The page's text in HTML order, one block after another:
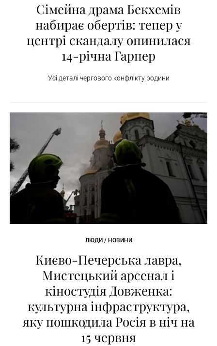
Сімейна драма Бекхемів
набирає обертів: тепер у
центрі скандалу опинилася
14-річна Гарпер
Усі деталі чергового конфлікту родини
ЛЮДИ / НОВИНИ
Києво-Печерська лавра,
Мистецький арсенал і
кіностудія Довженка:
культурна інфраструктура,
яку пошкодила Росія в ніч на
15 червня